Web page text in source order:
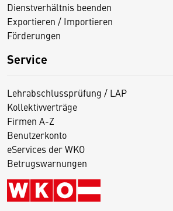
Dienstverhältnis beenden
Exportieren / Importieren
Förderungen
Service
Lehrabschlussprüfung / LAP
Kollektivverträge
Firmen A-Z
Benutzerkonto
eServices der WKO
Betrugswarnungen